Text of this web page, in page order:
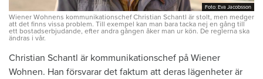
Foto: Eva Jacobsson
Foto: Eva Jacobsson
Wiener Wohnens kommunikationschef Christian Schantl är stolt, men medger
att det finns vissa problem. Till exempel kan man bara tacka nej en gång till
ett bostadserbjudande, efter andra gången åker man ur kön. De reglerna ska
ändras i vår.
Christian Schantl är kommunikationschef på Wiener
Wohnen. Han försvarar det faktum att deras lägenheter är